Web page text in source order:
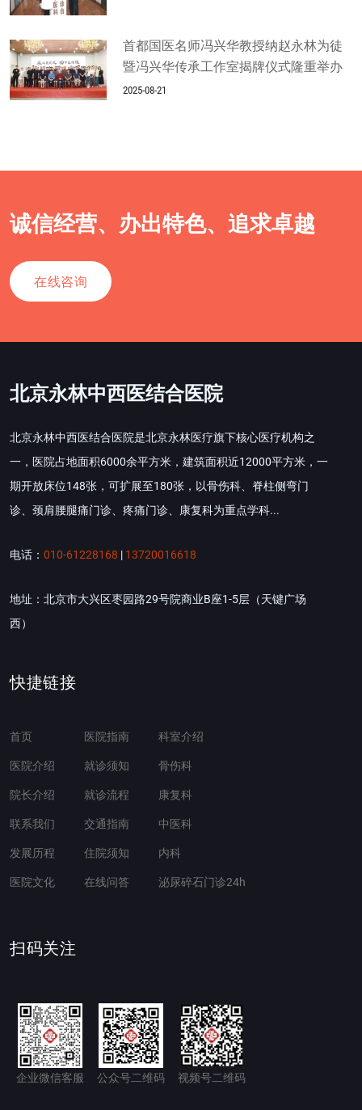
首都国医名师冯兴华教授纳赵永林为徒
暨冯兴华传承工作室揭牌仪式隆重举办
2025-08-21
诚信经营、办出特色、追求卓越
在线咨询
北京永林中西医结合医院
北京永林中西医结合医院是北京永林医疗旗下核心医疗机构之
一，医院占地面积6000余平方米，建筑面积近12000平方米，一
期开放床位148张，可扩展至180张，以骨伤科、脊柱侧弯门
诊、颈肩腰腿痛门诊、疼痛门诊、康复科为重点学科...
电话： 010-61228168 | 13720016618
地址：北京市大兴区枣园路29号院商业B座1-5层（天键广场
西）
快捷链接
首页
医院介绍
院长介绍
联系我们
发展历程
医院文化
医院指南
就诊须知
就诊流程
交通指南
住院须知
在线问答
科室介绍
骨伤科
康复科
中医科
内科
泌尿碎石门诊24h
扫码关注
企业微信客服 公众号二维码 视频号二维码